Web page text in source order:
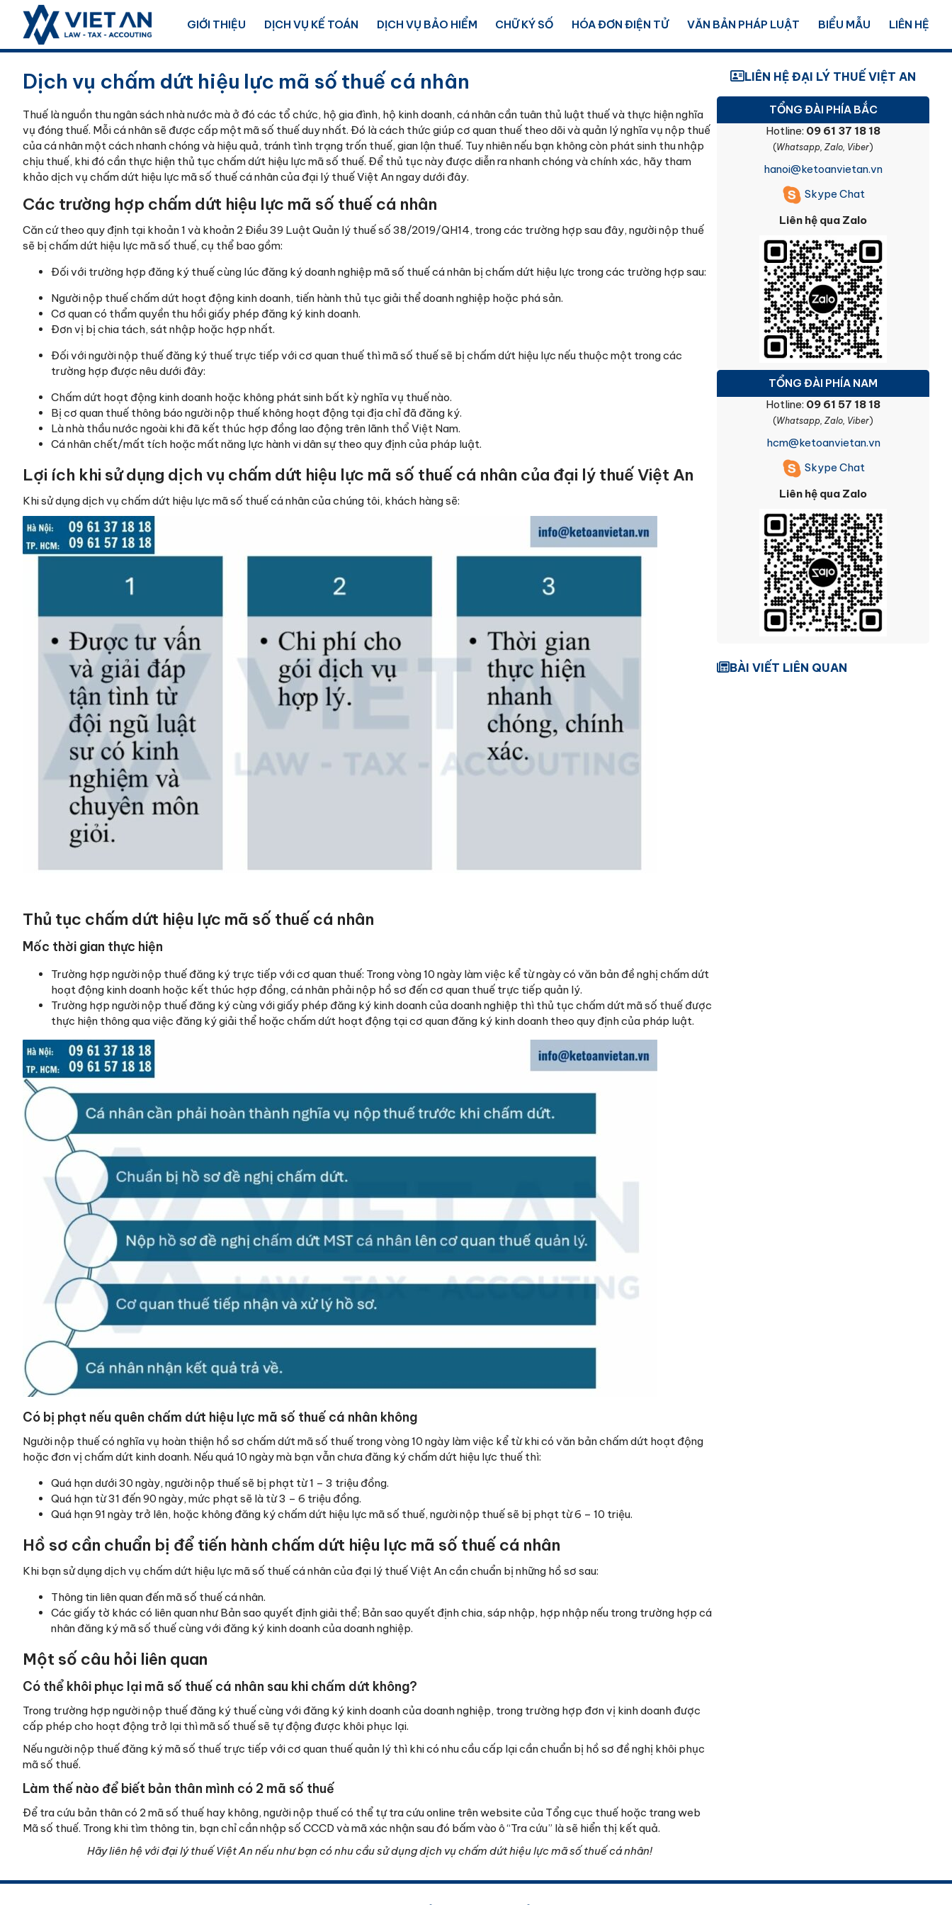
GIỚI THIỆU DỊCH VỤ KẾ TOÁN DỊCH VỤ BẢO HIỂM CHỮ KÝ SỐ HÓA ĐƠN ĐIỆN TỬ VĂN BẢN PHÁP LUẬT BIỂU MẪU LIÊN HỆ
Dịch vụ chấm dứt hiệu lực mã số thuế cá nhân
Thuế là nguồn thu ngân sách nhà nước mà ở đó các tổ chức, hộ gia đình, hộ kinh doanh, cá nhân cần tuân thủ luật thuế và thực hiện nghĩa
vụ đóng thuế. Mỗi cá nhân sẽ được cấp một mã số thuế duy nhất. Đó là cách thức giúp cơ quan thuế theo dõi và quản lý nghĩa vụ nộp thuế
của cá nhân một cách nhanh chóng và hiệu quả, tránh tình trạng trốn thuế, gian lận thuế. Tuy nhiên nếu bạn không còn phát sinh thu nhập
chịu thuế, khi đó cần thực hiện thủ tục chấm dứt hiệu lực mã số thuế. Để thủ tục này được diễn ra nhanh chóng và chính xác, hãy tham
khảo dịch vụ chấm dứt hiệu lực mã số thuế cá nhân của đại lý thuế Việt An ngay dưới đây.
Các trường hợp chấm dứt hiệu lực mã số thuế cá nhân
Căn cứ theo quy định tại khoản 1 và khoản 2 Điều 39 Luật Quản lý thuế số 38/2019/QH14, trong các trường hợp sau đây, người nộp thuế
sẽ bị chấm dứt hiệu lực mã số thuế, cụ thể bao gồm:
Đối với trường hợp đăng ký thuế cùng lúc đăng ký doanh nghiệp mã số thuế cá nhân bị chấm dứt hiệu lực trong các trường hợp sau:
Người nộp thuế chấm dứt hoạt động kinh doanh, tiến hành thủ tục giải thể doanh nghiệp hoặc phá sản.
Cơ quan có thẩm quyền thu hồi giấy phép đăng ký kinh doanh.
Đơn vị bị chia tách, sát nhập hoặc hợp nhất.
Đối với người nộp thuế đăng ký thuế trực tiếp với cơ quan thuế thì mã số thuế sẽ bị chấm dứt hiệu lực nếu thuộc một trong các
trường hợp được nêu dưới đây:
Chấm dứt hoạt động kinh doanh hoặc không phát sinh bất kỳ nghĩa vụ thuế nào.
Bị cơ quan thuế thông báo người nộp thuế không hoạt động tại địa chỉ đã đăng ký.
Là nhà thầu nước ngoài khi đã kết thúc hợp đồng lao động trên lãnh thổ Việt Nam.
Cá nhân chết/mất tích hoặc mất năng lực hành vi dân sự theo quy định của pháp luật.
Lợi ích khi sử dụng dịch vụ chấm dứt hiệu lực mã số thuế cá nhân của đại lý thuế Việt An
Khi sử dụng dịch vụ chấm dứt hiệu lực mã số thuế cá nhân của chúng tôi, khách hàng sẽ:
Thủ tục chấm dứt hiệu lực mã số thuế cá nhân
Mốc thời gian thực hiện
Trường hợp người nộp thuế đăng ký trực tiếp với cơ quan thuế: Trong vòng 10 ngày làm việc kể từ ngày có văn bản đề nghị chấm dứt
hoạt động kinh doanh hoặc kết thúc hợp đồng, cá nhân phải nộp hồ sơ đến cơ quan thuế trực tiếp quản lý.
Trường hợp người nộp thuế đăng ký cùng với giấy phép đăng ký kinh doanh của doanh nghiệp thì thủ tục chấm dứt mã số thuế được
thực hiện thông qua việc đăng ký giải thể hoặc chấm dứt hoạt động tại cơ quan đăng ký kinh doanh theo quy định của pháp luật.
Có bị phạt nếu quên chấm dứt hiệu lực mã số thuế cá nhân không
Người nộp thuế có nghĩa vụ hoàn thiện hồ sơ chấm dứt mã số thuế trong vòng 10 ngày làm việc kể từ khi có văn bản chấm dứt hoạt động
hoặc đơn vị chấm dứt kinh doanh. Nếu quá 10 ngày mà bạn vẫn chưa đăng ký chấm dứt hiệu lực thuế thì:
Quá hạn dưới 30 ngày, người nộp thuế sẽ bị phạt từ 1 – 3 triệu đồng.
Quá hạn từ 31 đến 90 ngày, mức phạt sẽ là từ 3 – 6 triệu đồng.
Quá hạn 91 ngày trở lên, hoặc không đăng ký chấm dứt hiệu lực mã số thuế, người nộp thuế sẽ bị phạt từ 6 – 10 triệu.
Hồ sơ cần chuẩn bị để tiến hành chấm dứt hiệu lực mã số thuế cá nhân
Khi bạn sử dụng dịch vụ chấm dứt hiệu lực mã số thuế cá nhân của đại lý thuế Việt An cần chuẩn bị những hồ sơ sau:
Thông tin liên quan đến mã số thuế cá nhân.
Các giấy tờ khác có liên quan như Bản sao quyết định giải thể; Bản sao quyết định chia, sáp nhập, hợp nhập nếu trong trường hợp cá
nhân đăng ký mã số thuế cùng với đăng ký kinh doanh của doanh nghiệp.
Một số câu hỏi liên quan
Có thể khôi phục lại mã số thuế cá nhân sau khi chấm dứt không?
Trong trường hợp người nộp thuế đăng ký thuế cùng với đăng ký kinh doanh của doanh nghiệp, trong trường hợp đơn vị kinh doanh được
cấp phép cho hoạt động trở lại thì mã số thuế sẽ tự động được khôi phục lại.
Nếu người nộp thuế đăng ký mã số thuế trực tiếp với cơ quan thuế quản lý thì khi có nhu cầu cấp lại cần chuẩn bị hồ sơ đề nghị khôi phục
mã số thuế.
Làm thế nào để biết bản thân mình có 2 mã số thuế
Để tra cứu bản thân có 2 mã số thuế hay không, người nộp thuế có thể tự tra cứu online trên website của Tổng cục thuế hoặc trang web
Mã số thuế. Trong khi tìm thông tin, bạn chỉ cần nhập số CCCD và mã xác nhận sau đó bấm vào ô “Tra cứu” là sẽ hiển thị kết quả.
Hãy liên hệ với đại lý thuế Việt An nếu như bạn có nhu cầu sử dụng dịch vụ chấm dứt hiệu lực mã số thuế cá nhân!
LIÊN HỆ ĐẠI LÝ THUẾ VIỆT AN
TỔNG ĐÀI PHÍA BẮC
Hotline: 09 61 37 18 18
(Whatsapp, Zalo, Viber)
hanoi@ketoanvietan.vn
Skype Chat
Liên hệ qua Zalo
TỔNG ĐÀI PHÍA NAM
Hotline: 09 61 57 18 18
(Whatsapp, Zalo, Viber)
hcm@ketoanvietan.vn
Skype Chat
Liên hệ qua Zalo
BÀI VIẾT LIÊN QUAN